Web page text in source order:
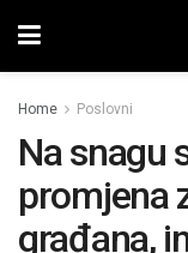
Home Poslovni
Na snagu
promjena
građana,